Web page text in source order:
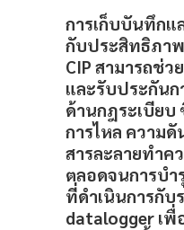
การเก็บบันทึกแ
กับประสิทธิภา
CIP สามารถช่ว
และรับประกัน
ด้านกฎระเบียบ
การไหล ความ
สารละลายทำค
ตลอดจนการบำ
ที่ดำเนินการกับ
datalogger เพื่